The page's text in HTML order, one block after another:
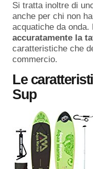
Si tratta inoltre di
anche per chi non
acquatiche da onda.
accuratamente la
caratteristiche che
commercio.
Le
Sup